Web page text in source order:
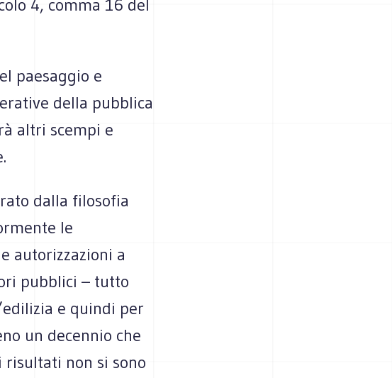
4, comma 16 del
paesaggio e
della pubblica
altri scempi e
dalla filosofia
le
autorizzazioni a
pubblici – tutto
e quindi per
un decennio che
non si sono